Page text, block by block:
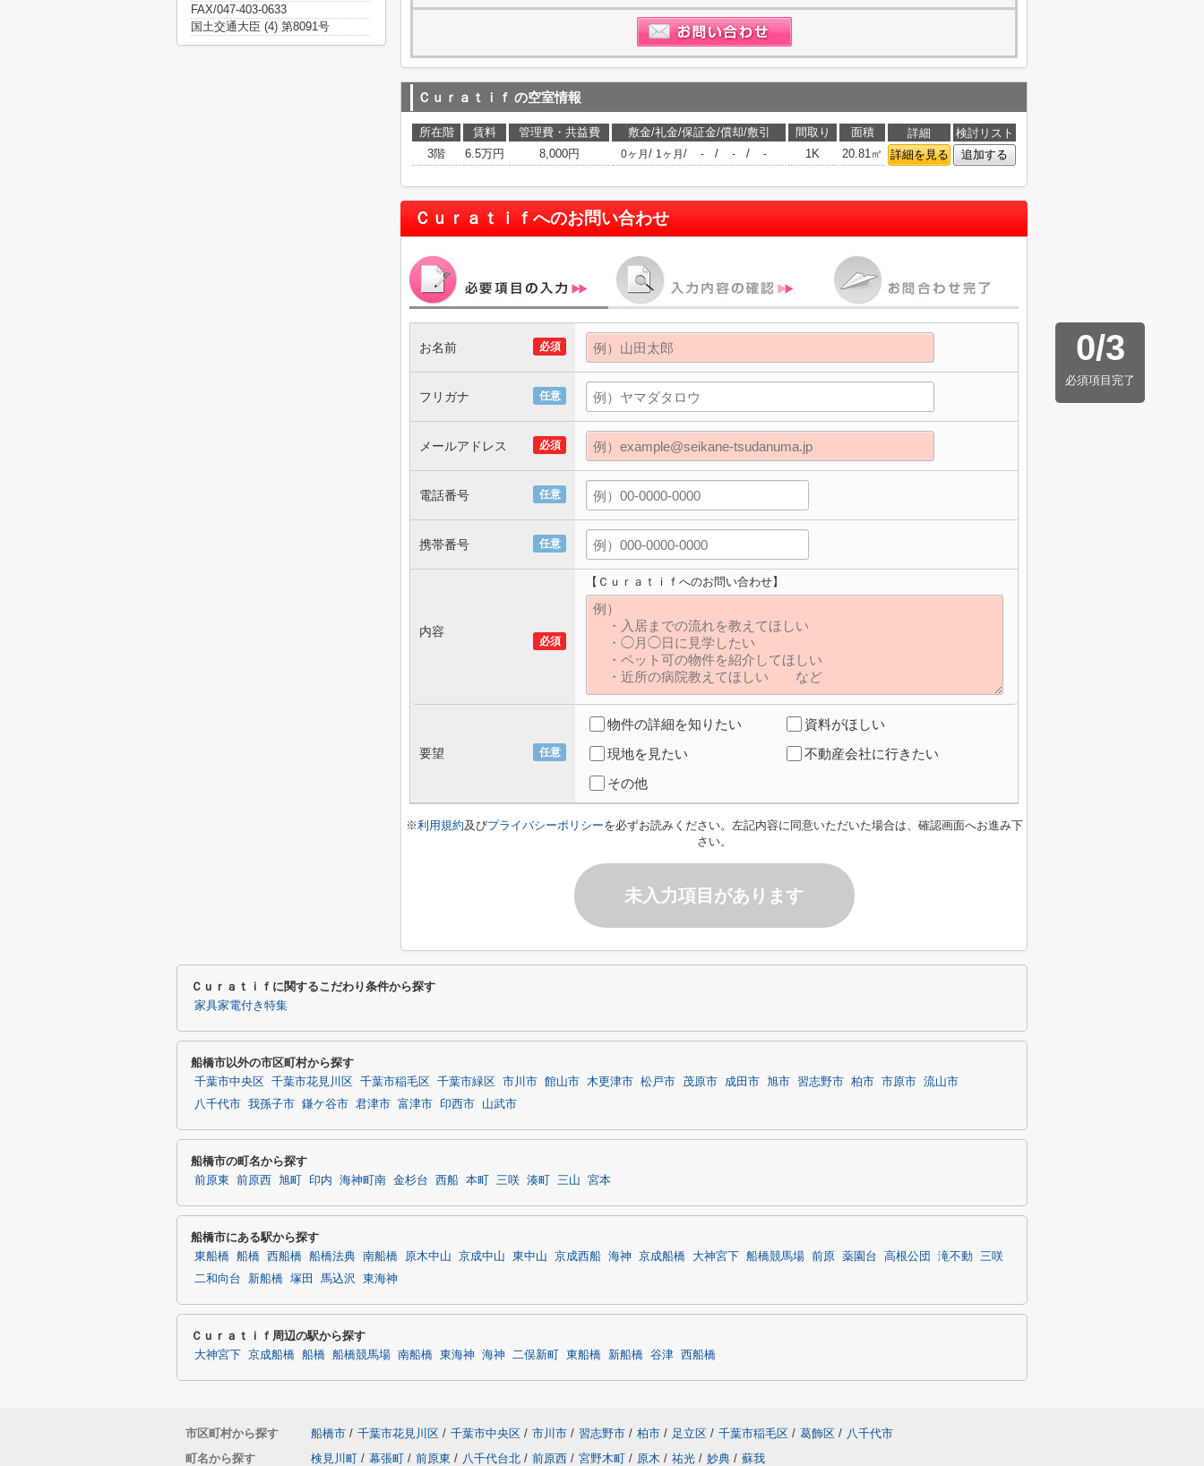
Ｃｕｒａｔｉｆ の空室情報
所在階 賃料 管理費・共益費 敷金/礼金/保証金/償却/敷引 間取り 面積 詳細
検討リスト
3階
6.5万円 8,000円 0ヶ月 / 1ヶ月 / - / - / - 1K 20.81㎡ 詳細を見る 追加する
Ｃｕｒａｔｉｆ へのお問い合わせ
0/3
必須項目完了
必須
お名前
任意
フリガナ
必須
メールアドレス
任意
電話番号
任意
携帯番号
必須
内容
【Ｃｕｒａｔｉｆへのお問い合わせ】
任意
要望
物件の詳細を知りたい
資料がほしい
現地を見たい
不動産会社に行きたい
その他
※利用規約及びプライバシーポリシーを必ずお読みください。左記内容に同意いただいた場合は、確認画面へお進み下
さい。
未入力項目があります
FAX/047-403-0633
国土交通大臣 (4) 第8091号
Ｃｕｒａｔｉｆに関するこだわり条件から探す
家具家電付き特集
船橋市以外の市区町村から探す
千葉市中央区 千葉市花見川区 千葉市稲毛区 千葉市緑区 市川市 館山市 木更津市 松戸市 茂原市 成田市 旭市 習志野市 柏市 市原市 流山市
八千代市 我孫子市 鎌ケ谷市 君津市 富津市 印西市 山武市
船橋市の町名から探す
前原東 前原西 旭町 印内 海神町南 金杉台 西船 本町 三咲 湊町 三山 宮本
船橋市にある駅から探す
東船橋 船橋 西船橋 船橋法典 南船橋 原木中山 京成中山 東中山 京成西船 海神 京成船橋 大神宮下 船橋競馬場 前原 薬園台 高根公団 滝不動 三咲
二和向台
新船橋 塚田 馬込沢 東海神
Ｃｕｒａｔｉｆ周辺の駅から探す
大神宮下 京成船橋 船橋 船橋競馬場 南船橋 東海神 海神 二俣新町 東船橋 新船橋 谷津 西船橋
市区町村から探す 船橋市 / 千葉市花見川区 / 千葉市中央区 / 市川市 / 習志野市 / 柏市 / 足立区 / 千葉市稲毛区 / 葛飾区 / 八千代市
町名から探す
検見川町 / 幕張町 / 前原東 / 八千代台北 / 前原西 / 宮野木町 / 原木 / 祐光 / 妙典 / 蘇我